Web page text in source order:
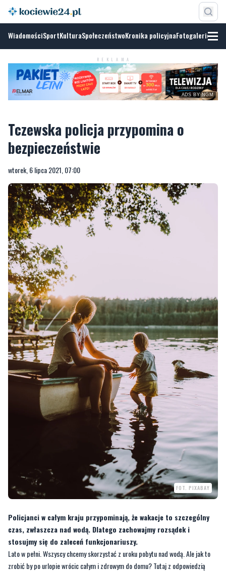
WiadomościSportKulturaSpołeczeństwoKronika policyjnaFotogalerie
REKLAMA
NGM
Tczewska policja przypomina o
wtorek, 6 lipca 2021, 07:00
FOT. PIXABAY
Policjanci w całym kraju przypominają, że wakacje to szczególny
czas, zwłaszcza nad wodą. Dlatego zachowajmy rozsądek i
Lato w pełni. Wszyscy chcemy skorzystać z uroku pobytu nad wodą. Ale jak to
zrobić by po urlopie wrócic całym i zdrowym do domu? Tutaj z odpowiedzią
przychodzą policjanci:
—Ciepłe dni sprzyjają spędzaniu wolnego czasu nad wodą. Policjanci przypominają
o zachowaniu zasad bezpieczeństwa podczas wypoczynku. Pamiętajmy, aby